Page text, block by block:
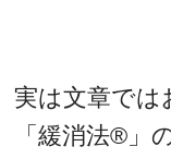
実は文章では
「緩消法®」